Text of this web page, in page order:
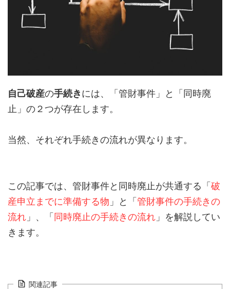
自己破産の手続きには、「管財事件」と「同時廃
止」の２つが存在します。
当然、それぞれ手続きの流れが異なります。
この記事では、管財事件と同時廃止が共通する「破
産申立までに準備する物 」と「管財事件の手続きの
流れ 」、「同時廃止の手続きの流れ 」を解説してい
きます。
関連記事